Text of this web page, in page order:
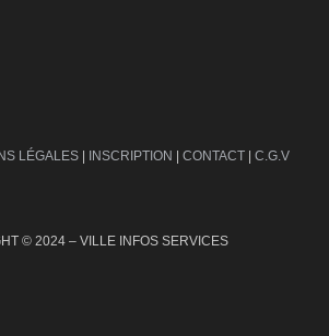
LÉGALES | INSCRIPTION | CONTACT | C.G.V
© 2024 – VILLE INFOS SERVICES